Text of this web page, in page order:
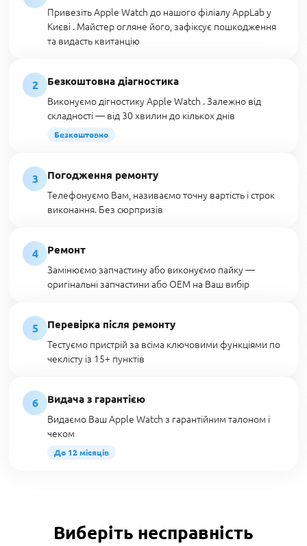
Привезіть Apple Watch до нашого філіалу AppLab у
Києві . Майстер огляне його, зафіксує пошкодження
та видасть квитанцію
2
Безкоштовна діагностика
Виконуємо дігностику Apple Watch . Залежно від
складності — від 30 хвилин до кількох днів
Безкоштовно
3
Погодження ремонту
Телефонуємо Вам, називаємо точну вартість і строк
виконання. Без сюрпризів
4
Ремонт
Замінюємо запчастину або виконуємо пайку —
оригінальні запчастини або OEM на Ваш вибір
5
Перевірка після ремонту
Тестуємо пристрій за всіма ключовими функціями по
чеклісту із 15+ пунктів
6
Видача з гарантією
Видаємо Ваш Apple Watch з гарантійним талоном і
чеком
До 12 місяців
Виберіть несправність